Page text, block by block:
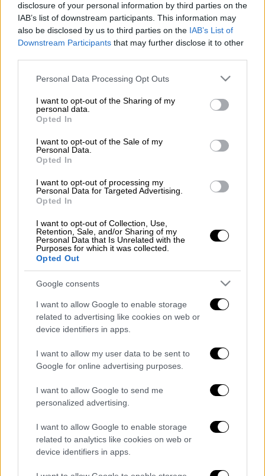
disclosure of your personal information by third parties on the
IAB’s list of downstream participants. This information may
also be disclosed by us to third parties on the IAB’s List of
Downstream Participants that may further disclose it to other
Please note that this website/app uses one or more Google
not limited to your visit or usage behaviour. You may click to
grant or deny consent to Google and its third-party tags to
use your data for below specified purposes in below Google
consent section.
Personal Data Processing Opt Outs
I want to opt-out of the Sharing of my
personal data.
Opted In
I want to opt-out of the Sale of my
Personal Data.
Opted In
I want to opt-out of processing my
Personal Data for Targeted Advertising.
Opted In
I want to opt-out of Collection, Use,
Retention, Sale, and/or Sharing of my
Personal Data that Is Unrelated with the
Purposes for which it was collected.
Opted Out
Google consents
I want to allow Google to enable storage
related to advertising like cookies on web or
device identifiers in apps.
I want to allow my user data to be sent to
Google for online advertising purposes.
I want to allow Google to send me
personalized advertising.
I want to allow Google to enable storage
related to analytics like cookies on web or
device identifiers in apps.
Μετανιωμένοςγια την παραίτηση του
δήλωσε οΑρίστος Δοξιάδης, ο οποίος
αναγκάστηκε σε παραίτηση33 ώρεςμετά την
ορκωμοσίατου σευφυπουργό Ανάπτυξης,
λόγω τωναποκαλύψεωνγια την
εμπλοκή
«Θα μπορούσα να προσφέρω πολλά»
«Έχω μετανιώσει για την παραίτηση που
υπέβαλα στον π
Ελπίζω όμως, σε μια άλλη ευκαιρία», είπε
χαρακτηριστικά, μιλώντας στο Πρώτο
Πρόγραμμα.
ΔΙΑΒΑΣΤΕ ΕΠΙΣΗΣ
Πολιτική| 29.04.2025 07:23
δικογραφία Καραμανλή-Σπίρτζη -
Ποια διαδικασία θα ακολουθηθεί
«Μπορεί να έχω ηρεμήσει εκτός
κυβέρνησης,μετανιώνω όμως, λίγο που
πολύ πρακτικά που είχα στο μυαλό μου, αλλά
μια χαρά είναι και εκτός κυβέρνησης. Ελπίζω
όμως, στο μέλλον να μιλήσω περισσότερο